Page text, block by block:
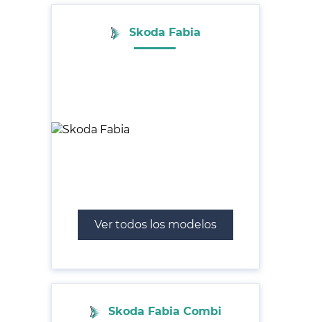
Skoda Fabia
Ver todos los modelos
Skoda Fabia Combi